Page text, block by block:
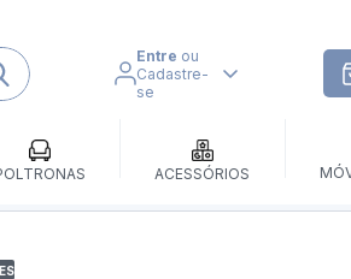
Entre ou
Cadastre-
se
ACESSÓRIOS